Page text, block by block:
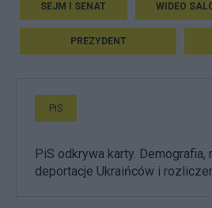
SEJM I SENAT WIDEO
PREZYDENT
PiS
PiS odkrywa karty. Demografia,
deportacje Ukraińców i